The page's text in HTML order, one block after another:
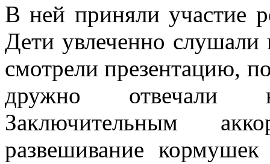
В ней приняли участие
Дети увлеченно слушали
смотрели презентацию,
дружно отвечали
Заключительным
развешивание